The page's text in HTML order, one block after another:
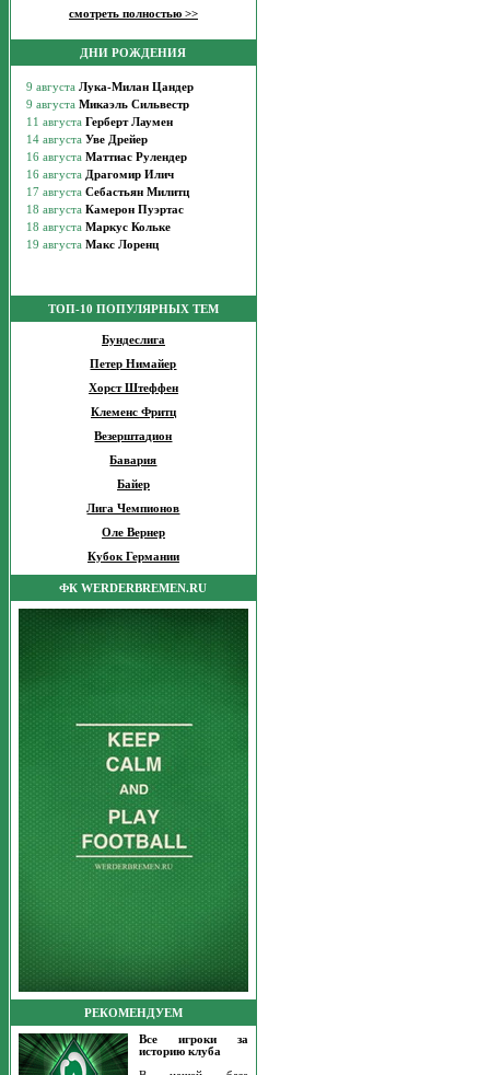
смотреть полностью >>
ДНИ РОЖДЕНИЯ
ТОП-10 ПОПУЛЯРНЫХ ТЕМ
Бундеслига
Петер Нимайер
Хорст Штеффен
Клеменс Фритц
Везерштадион
Бавария
Байер
Лига Чемпионов
Оле Вернер
Кубок Германии
ФК WERDERBREMEN.RU
РЕКОМЕНДУЕМ
Все игроки за
историю клуба